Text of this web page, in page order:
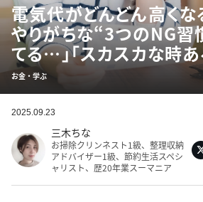
電気代がどんどん高くな
やりがちな“3つのNG習
てる…」「スカスカな時あ
お金・学ぶ
2025.09.23
三木ちな
お掃除クリンネスト1級、整理収納
アドバイザー1級、節約生活スペシ
ャリスト、歴20年業スーマニア